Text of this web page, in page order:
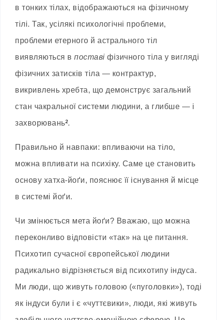
в тонких тілах, відображаються на фізичному
тілі. Так, усілякі психологічні проблеми,
проблеми етерного й астрального тіл
виявляються в поставі фізичного тіла у вигляді
фізичних затисків тіла — контрактур,
викривлень хребта, що демонструє загальний
стан чакральної системи людини, а глибше — і
захворювань².
Правильно й навпаки: впливаючи на тіло,
можна впливати на психіку. Саме це становить
основу хатха-йоґи, пояснює її існування й місце
в системі йоґи.
Чи змінюється мета йоґи? Вважаю, що можна
переконливо відповісти «так» на це питання.
Психотип сучасної європейської людини
радикально відрізняється від психотипу індуса.
Ми люди, що живуть головою («пуголовки»), тоді
як індуси були і є «чуттєвики», люди, які живуть